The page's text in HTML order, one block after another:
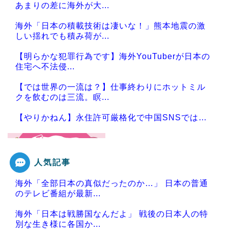
あまりの差に海外が大...
海外「日本の積載技術は凄いな！」熊本地震の激
しい揺れでも積み荷が...
【明らかな犯罪行為です】海外YouTuberが日本の
住宅へ不法侵...
【では世界の一流は？】仕事終わりにホットミル
クを飲むのは三流。瞑...
【やりかねん】永住許可厳格化で中国SNSでは…
Powered by livedoor 相互RSS
人気記事
海外「全部日本の真似だったのか…」 日本の普通
のテレビ番組が最新...
海外「日本は戦勝国なんだよ」 戦後の日本人の特
別な生き様に各国か...